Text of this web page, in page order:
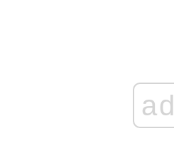
ad